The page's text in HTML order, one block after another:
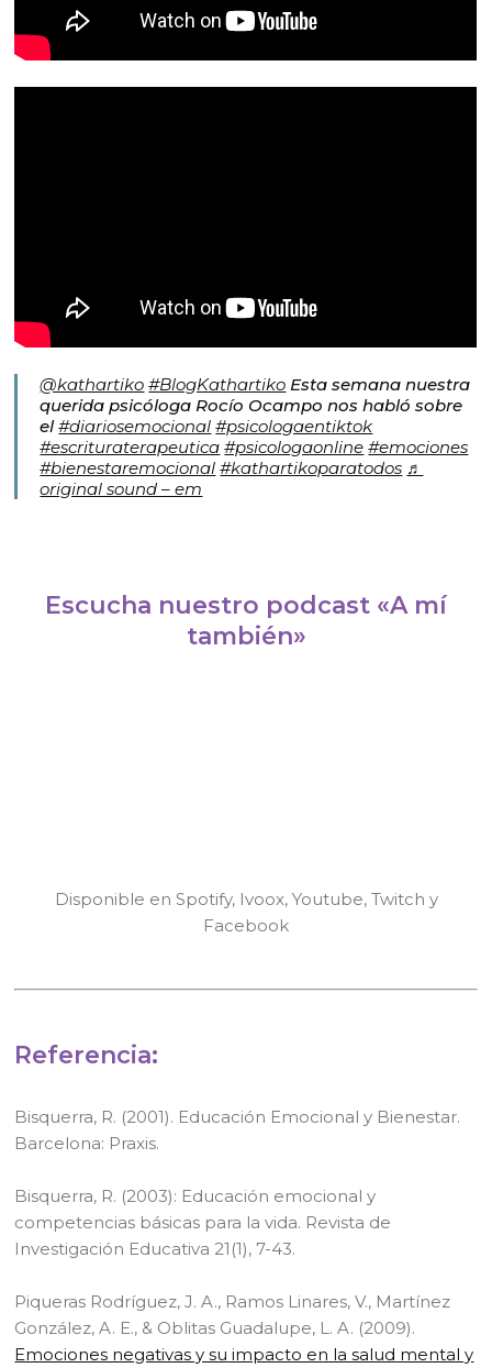
@kathartiko #BlogKathartiko Esta semana nuestra
querida psicóloga Rocío Ocampo nos habló sobre
el#diariosemocional #psicologaentiktok
#escrituraterapeutica #psicologaonline #emociones
#bienestaremocional #kathartikoparatodos ♬
original sound – em
Escucha nuestro podcast «A mí
también»
Disponible en Spotify, Ivoox, Youtube, Twitch y
Facebook
Referencia:
Bisquerra, R. (2001). Educación Emocional y Bienestar.
Barcelona: Praxis.
Bisquerra, R. (2003): Educación emocional y
competencias básicas para la vida. Revista de
Investigación Educativa 21(1), 7-43.
Piqueras Rodríguez, J. A., Ramos Linares, V., Martínez
González, A. E., & Oblitas Guadalupe, L. A. (2009).
Emociones negativas y su impacto en la salud mental y